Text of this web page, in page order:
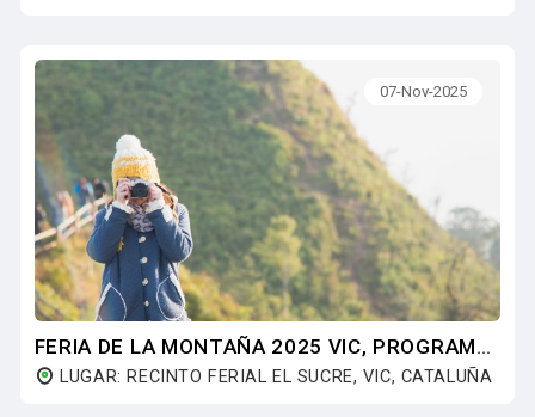
07-Nov-2025
FERIA DE LA MONTAÑA 2025 VIC, PROGRAMA Y ACTIVIDADES
LUGAR: RECINTO FERIAL EL SUCRE, VIC, CATALUÑA